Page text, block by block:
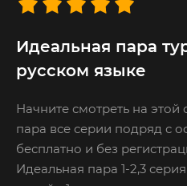
Идеальная пара
русском языке
Начните смотреть на этой
пара все серии подряд с
бесплатно и без
Идеальная пара 1-2,3